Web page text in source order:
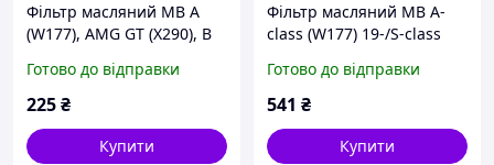
Фільтр масляний MB A
(W177), AMG GT (X290), B
(C257), E (A/C/S/W238), GLB
(X247), GLE (C167)
Готово до відправки
225₴
Купити
Фільтр масляний MB A-
class (W177) 19-/S-class
(M176/M139) S 5282 PETD
Готово до відправки
541 ₴
Купити